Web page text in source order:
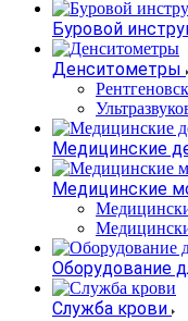
Буровой
Денситометры
Медицинские
Медицинские
Оборудование
Служба крови